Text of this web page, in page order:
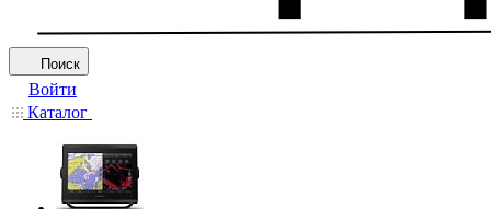
Поиск
Войти
Каталог